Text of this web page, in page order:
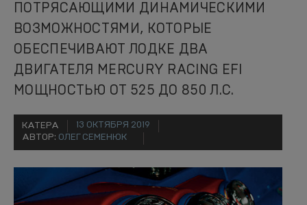
ПОТРЯСАЮЩИМИ ДИНАМИЧЕСКИМИ
ВОЗМОЖНОСТЯМИ, КОТОРЫЕ
ОБЕСПЕЧИВАЮТ ЛОДКЕ ДВА
ДВИГАТЕЛЯ MERCURY RACING EFI
МОЩНОСТЬЮ ОТ 525 ДО 850 Л.С.
КАТЕРА
13 ОКТЯБРЯ 2019
АВТОР: ОЛЕГ СЕМЕНЮК